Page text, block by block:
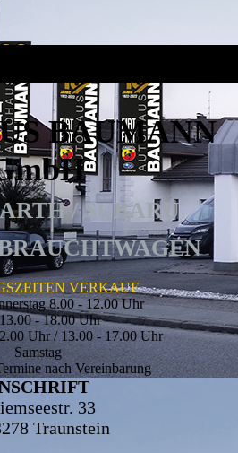
BAUMANN
/ SUBARU
VERKAUF
8.00 - 12.00 Uhr
- 18.00 Uhr
Uhr / 13.00 - 17.00 Uhr
Samstag
nach Vereinbarung
33
Traunstein